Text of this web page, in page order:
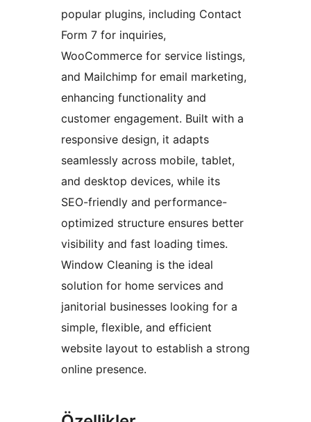
popular plugins, including Contact
Form 7 for inquiries,
WooCommerce for service listings,
and Mailchimp for email marketing,
enhancing functionality and
customer engagement. Built with a
responsive design, it adapts
seamlessly across mobile, tablet,
and desktop devices, while its
SEO-friendly and performance-
optimized structure ensures better
visibility and fast loading times.
Window Cleaning is the ideal
solution for home services and
janitorial businesses looking for a
simple, flexible, and efficient
website layout to establish a strong
online presence.